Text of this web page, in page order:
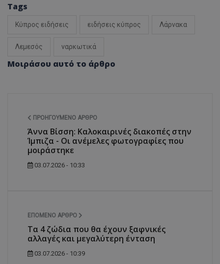
Tags
Κύπρος ειδήσεις ειδήσεις κύπρος Λάρνακα
Λεμεσός ναρκωτικά
Μοιράσου αυτό το άρθρο
ΠΡΟΗΓΟΎΜΕΝΟ ΆΡΘΡΟ
Άννα Βίσση: Καλοκαιρινές διακοπές στην
Ίμπιζα - Οι ανέμελες φωτογραφίες που
μοιράστηκε
03.07.2026 - 10:33
ΕΠΌΜΕΝΟ ΆΡΘΡΟ
Τα 4 ζώδια που θα έχουν ξαφνικές
αλλαγές και μεγαλύτερη ένταση
03.07.2026 - 10:39